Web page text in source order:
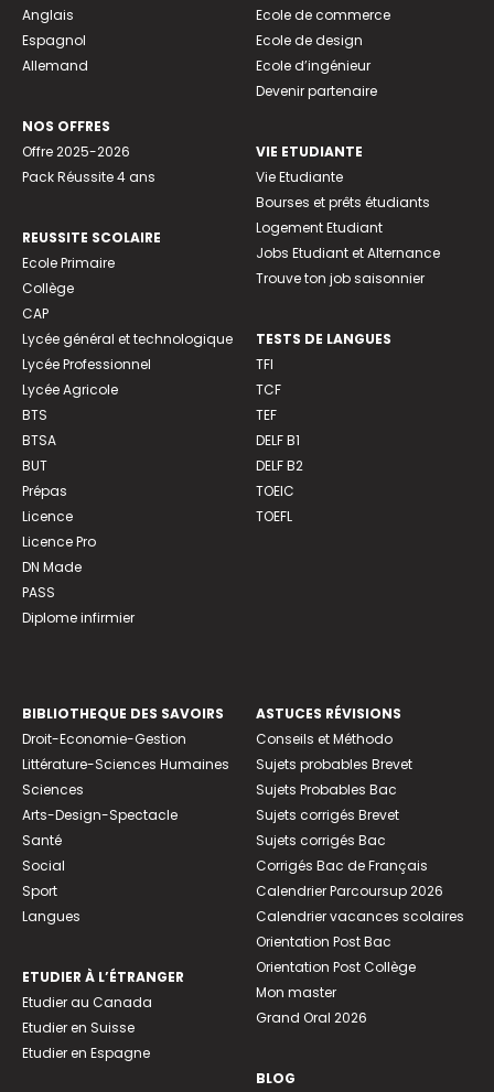
Anglais
Espagnol
Allemand
NOS OFFRES
Offre 2025-2026
Pack Réussite 4 ans
REUSSITE SCOLAIRE
Ecole Primaire
Collège
CAP
Lycée général et technologique
Lycée Professionnel
Lycée Agricole
BTS
BTSA
BUT
Prépas
Licence
Licence Pro
DN Made
PASS
Diplome infirmier
Ecole de commerce
Ecole de design
Ecole d’ingénieur
Devenir partenaire
VIE ETUDIANTE
Vie Etudiante
Bourses et prêts étudiants
Logement Etudiant
Jobs Etudiant et Alternance
Trouve ton job saisonnier
TESTS DE LANGUES
TFI
TCF
TEF
DELF B1
DELF B2
TOEIC
TOEFL
BIBLIOTHEQUE DES SAVOIRS
Droit-Economie-Gestion
Littérature-Sciences Humaines
Sciences
Arts-Design-Spectacle
Santé
Social
Sport
Langues
ETUDIER À L’ÉTRANGER
Etudier au Canada
Etudier en Suisse
Etudier en Espagne
ASTUCES RÉVISIONS
Conseils et Méthodo
Sujets probables Brevet
Sujets Probables Bac
Sujets corrigés Brevet
Sujets corrigés Bac
Corrigés Bac de Français
Calendrier Parcoursup 2026
Calendrier vacances scolaires
Orientation Post Bac
Orientation Post Collège
Mon master
Grand Oral 2026
BLOG